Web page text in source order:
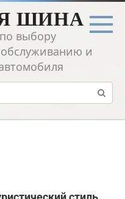
ШИНА
выбору
обслуживанию и